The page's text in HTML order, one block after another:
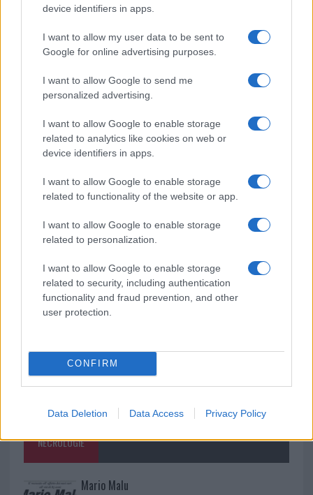
device identifiers in apps.
I want to allow my user data to be sent to
Google for online advertising purposes.
I want to allow Google to send me
personalized advertising.
I want to allow Google to enable storage
related to analytics like cookies on web or
device identifiers in apps.
I want to allow Google to enable storage
related to functionality of the website or app.
I want to allow Google to enable storage
related to personalization.
I want to allow Google to enable storage
related to security, including authentication
functionality and fraud prevention, and other
user protection.
CONFIRM
Data Deletion Data Access Privacy Policy
Incendio nella notte a Olbia, a fuoco due furgoni
vigili del fuoco a Rudalza
Ristorante distrutto dalle fiamme a La
Maddalena, incendio a Monti d’à rena
Le previsioni meteo per il weekend a Olbia e in
Gallura
Michelle Hunziker in Gallura, bella anche dal
vivo: un amico vip svela come fa
NECROLOGIE
Mario Malu